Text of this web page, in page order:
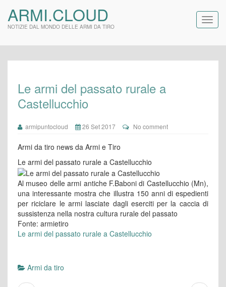
ARMI.CLOUD
NOTIZIE DAL MONDO DELLE ARMI DA TIRO
Le armi del passato rurale a
Castellucchio
armipuntocloud 26 Set 2017 No comment
Armi da tiro news da Armi e Tiro
Le armi del passato rurale a Castellucchio
Al museo delle armi antiche F.Baboni di Castellucchio (Mn),
una interessante mostra che illustra 150 anni di espedienti
per riciclare le armi lasciate dagli eserciti per la caccia di
sussistenza nella nostra cultura rurale del passato
Fonte: armietiro
Le armi del passato rurale a Castellucchio
Armi da tiro